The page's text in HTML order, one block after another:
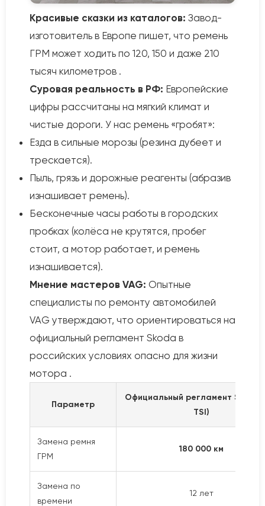
Красивые сказки из каталогов: Завод-
изготовитель в Европе пишет, что ремень
ГРМ может ходить по 120, 150 и даже 210
тысяч километров .
Суровая реальность в РФ: Европейские
цифры рассчитаны на мягкий климат и
чистые дороги. У нас ремень «гробят»:
Езда в сильные морозы (резина дубеет и
трескается).
Пыль, грязь и дорожные реагенты (абразив
изнашивает ремень).
Бесконечные часы работы в городских
пробках (колёса не крутятся, пробег
стоит, а мотор работает, и ремень
изнашивается).
Мнение мастеров VAG: Опытные
специалисты по ремонту автомобилей
VAG утверждают, что ориентироваться на
официальный регламент Skoda в
российских условиях опасно для жизни
мотора .
Параметр
Официальный регламент Skoda
TSI)
Замена ремня
ГРМ
180 000 км
Замена по
времени
12 лет